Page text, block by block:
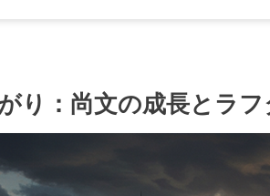
り：尚文の成長とラ